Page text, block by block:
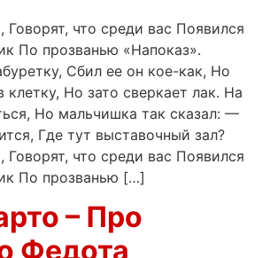
что среди вас Появился
По прозванью «Напоказ».
Сбил ее он кое-как, Но
клетку, Но зато сверкает лак. На
Но мальчишка так сказал: —
Где тут выставочный зал?
что среди вас Появился
По прозванью […]
– Про
Федота